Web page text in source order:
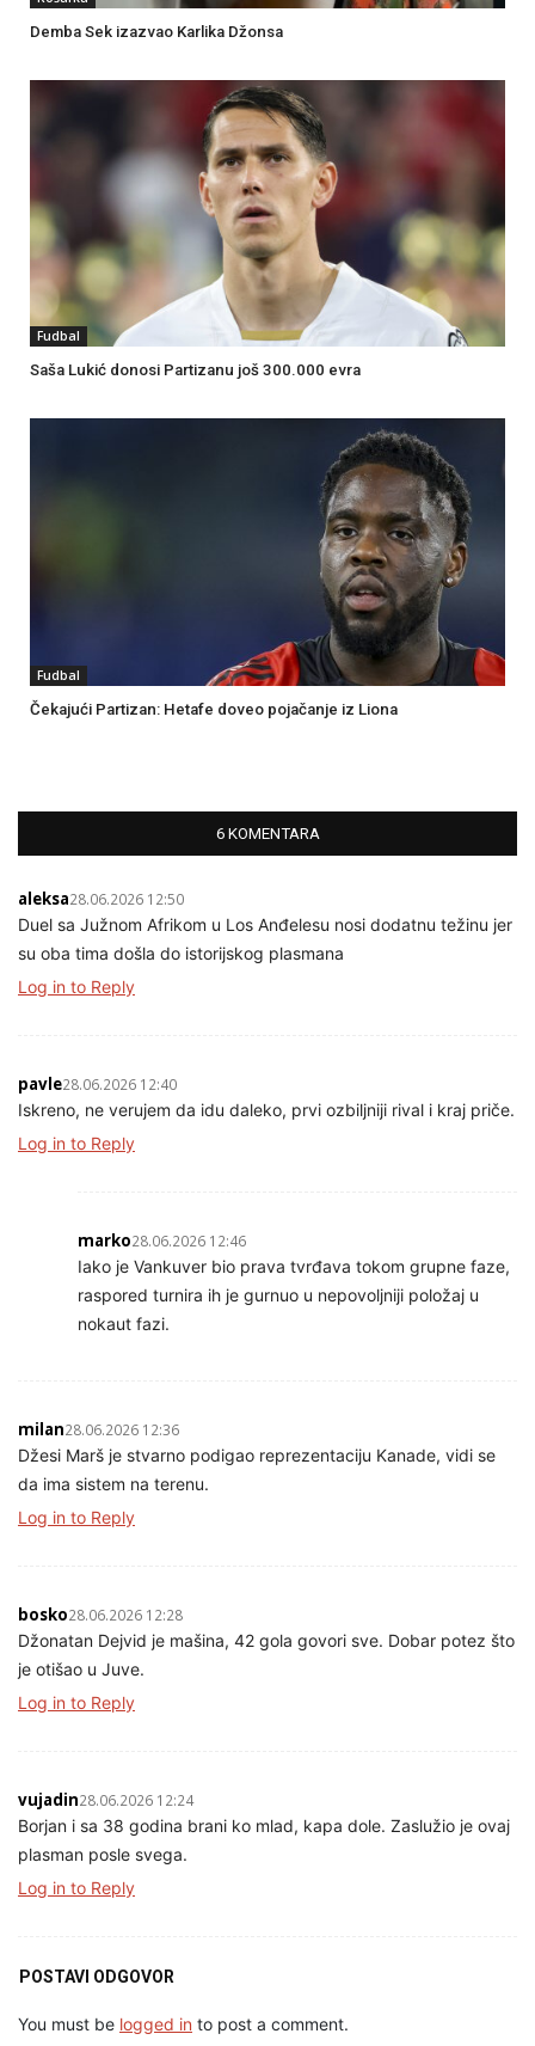
Demba Sek izazvao Karlika Džonsa
Fudbal
Saša Lukić donosi Partizanu još 300.000 evra
Fudbal
Čekajući Partizan: Hetafe doveo pojačanje iz Liona
6 KOMENTARA
aleksa28.06.2026 12:50
Duel sa Južnom Afrikom u Los Anđelesu nosi dodatnu težinu jer
su oba tima došla do istorijskog plasmana
Log in to Reply
pavle28.06.2026 12:40
Iskreno, ne verujem da idu daleko, prvi ozbiljniji rival i kraj priče.
Log in to Reply
marko28.06.2026 12:46
Iako je Vankuver bio prava tvrđava tokom grupne faze,
raspored turnira ih je gurnuo u nepovoljniji položaj u
nokaut fazi.
milan28.06.2026 12:36
Džesi Marš je stvarno podigao reprezentaciju Kanade, vidi se
da ima sistem na terenu.
Log in to Reply
bosko28.06.2026 12:28
Džonatan Dejvid je mašina, 42 gola govori sve. Dobar potez što
je otišao u Juve.
Log in to Reply
vujadin28.06.2026 12:24
Borjan i sa 38 godina brani ko mlad, kapa dole. Zaslužio je ovaj
plasman posle svega.
Log in to Reply
POSTAVI ODGOVOR
You must be logged in to post a comment.